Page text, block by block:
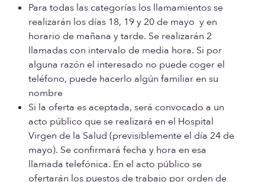
Para todas las categorías los llamamientos se
realizarán los días 18, 19 y 20 de mayo y en
horario de mañana y tarde. Se realizarán 2
llamadas con intervalo de media hora. Si por
alguna razón el interesado no puede coger el
teléfono, puede hacerlo algún familiar en su
nombre
Si la oferta es aceptada, será convocado a un
acto público que se realizará en el Hospital
Virgen de la Salud (previsiblemente el día 24 de
mayo). Se confirmará fecha y hora en esa
llamada telefónica. En el acto público se
ofertarán los puestos de trabajo por orden de